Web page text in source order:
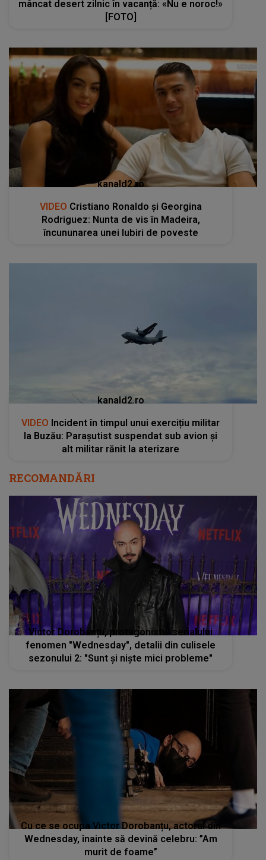
mâncat desert zilnic în vacanță: «Nu e noroc!»
[FOTO]
kanald2.ro
VIDEO Cristiano Ronaldo și Georgina
Rodriguez: Nunta de vis în Madeira,
încununarea unei Iubiri de poveste
kanald2.ro
VIDEO Incident în timpul unui exercițiu militar
la Buzău: Parașutist suspendat sub avion și
alt militar rănit la aterizare
RECOMANDĂRI
Victor Dorobanțu, protagonistul serialului
fenomen "Wednesday", detalii din culisele
sezonului 2: "Sunt și niște mici probleme"
Cu ce se ocupa Victor Dorobanțu, actorul din
Wednesday, înainte să devină celebru: ”Am
murit de foame”